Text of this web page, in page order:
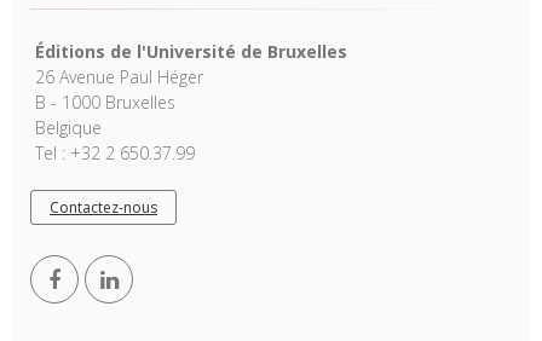
Éditions de l'Université de Bruxelles
26 Avenue Paul Héger
B - 1000 Bruxelles
Belgique
Tel : +32 2 650.37.99
Contactez-nous